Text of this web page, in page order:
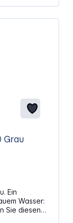
Taschen
zum
für das
Hama Kameratasche Terra, 90 Grau
Ein
Wasser:
Sie diesen